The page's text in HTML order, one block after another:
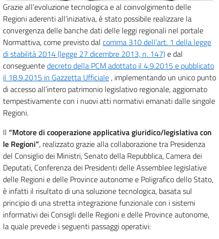
Grazie all’evoluzione tecnologica e al coinvolgimento delle
Regioni aderenti all’iniziativa, è stato possibile realizzare la
convergenza delle banche dati delle leggi regionali nel portale
Normattiva, come previsto dal comma 310 dell’art. 1 della legge
di stabilità 2014 (legge 27 dicembre 2013, n. 147)e dal
conseguentedecreto della PCM adottato il 4.9.2015 e pubblicato
il 18.9.2015 in Gazzetta Ufficiale , implementando un unico punto
di accesso all’intero patrimonio legislativo regionale, aggiornato
tempestivamente con i nuovi atti normativi emanati dalle singole
Regioni.
Il “Motore di cooperazione applicativa giuridico/legislativa con
le Regioni”, realizzato grazie alla collaborazione tra Presidenza
del Consiglio dei Ministri, Senato della Repubblica, Camera dei
Deputati, Conferenza dei Presidenti delle Assemblee legislative
delle Regioni e delle Province autonome e Poligrafico dello Stato,
è infatti il risultato di una soluzione tecnologica, basata sul
principio di una stretta integrazione funzionale con i sistemi
informativi dei Consigli delle Regioni e delle Province autonome,
la quale prevede i seguenti passaggi operativi: